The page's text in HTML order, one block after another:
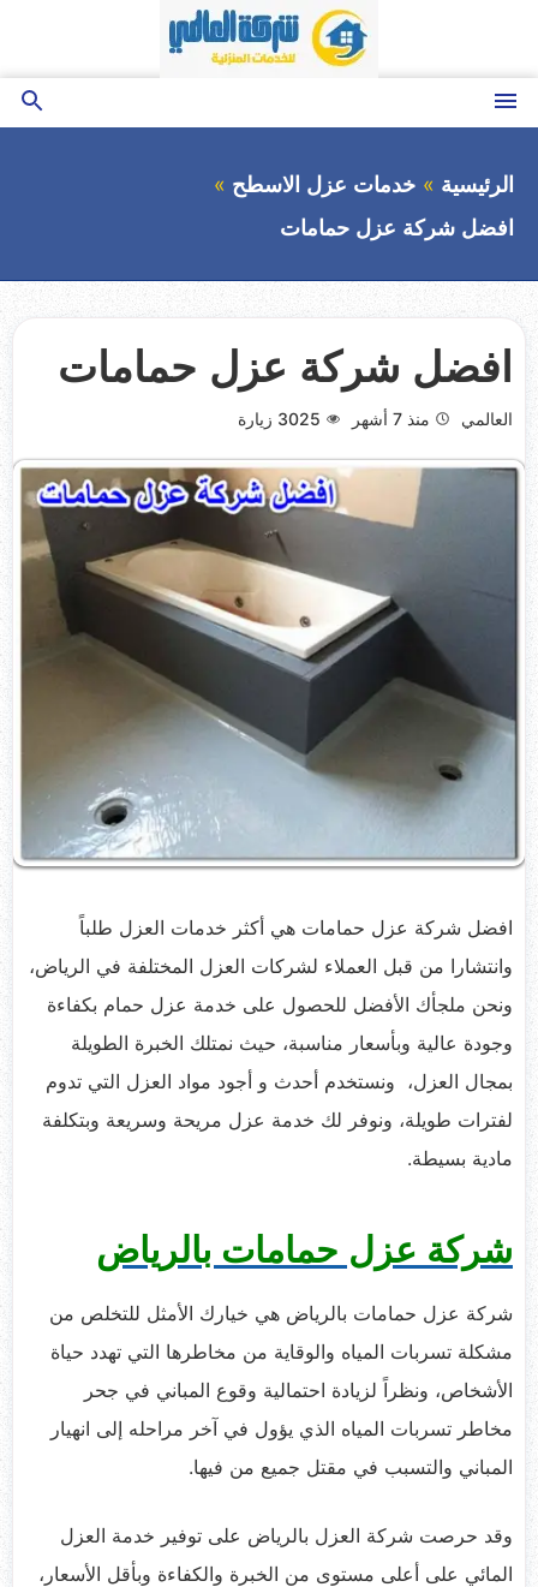
المحتوى
القائمة
بحث
الرئيسية
خدمات عزل الاسطح
افضل شركة عزل حمامات
افضل شركة عزل حمامات
العالمي منذ 7 أشهر 3025 زيارة
افضل شركة عزل حمامات هي أكثر خدمات العزل طلباً
وانتشارا من قبل العملاء لشركات العزل المختلفة في الرياض،
ونحن ملجأك الأفضل للحصول على خدمة عزل حمام بكفاءة
وجودة عالية وبأسعار مناسبة، حيث نمتلك الخبرة الطويلة
بمجال العزل، ونستخدم أحدث و أجود مواد العزل التي تدوم
لفترات طويلة، ونوفر لك خدمة عزل مريحة وسريعة وبتكلفة
مادية بسيطة.
شركة عزل حمامات بالرياض
شركة عزل حمامات بالرياض هي خيارك الأمثل للتخلص من
مشكلة تسربات المياه والوقاية من مخاطرها التي تهدد حياة
الأشخاص، ونظراً لزيادة احتمالية وقوع المباني في جحر
مخاطر تسربات المياه الذي يؤول في آخر مراحله إلى انهيار
المباني والتسبب في مقتل جميع من فيها.
وقد حرصت شركة العزل بالرياض على توفير خدمة العزل
المائي على أعلى مستوى من الخبرة والكفاءة وبأقل الأسعار،